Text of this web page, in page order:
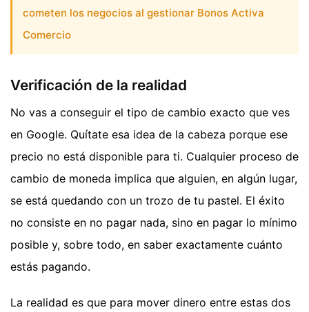
cometen los negocios al gestionar Bonos Activa
Comercio
Verificación de la realidad
No vas a conseguir el tipo de cambio exacto que ves
en Google. Quítate esa idea de la cabeza porque ese
precio no está disponible para ti. Cualquier proceso de
cambio de moneda implica que alguien, en algún lugar,
se está quedando con un trozo de tu pastel. El éxito
no consiste en no pagar nada, sino en pagar lo mínimo
posible y, sobre todo, en saber exactamente cuánto
estás pagando.
La realidad es que para mover dinero entre estas dos